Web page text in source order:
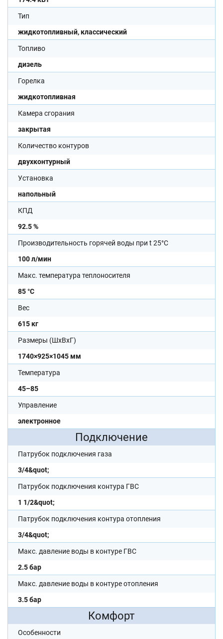
Тип
жидкотопливный, классический
Топливо
дизель
Горелка
жидкотопливная
Камера сгорания
закрытая
Количество контуров
двухконтурный
Установка
напольный
КПД
92.5 %
Производительность горячей воды при t 25°C
100 л/мин
Макс. температура теплоносителя
85 °С
Вес
615 кг
Размеры (ШхВхГ)
1740×925×1045 мм
Температура
45–85
Управление
электронное
Подключение
Патрубок подключения газа
3/4&quot;
Патрубок подключения контура ГВС
1 1/2&quot;
Патрубок подключения контура отопления
3/4&quot;
Макс. давление воды в контуре ГВС
2.5 бар
Макс. давление воды в контуре отопления
3.5 бар
Комфорт
Особенности